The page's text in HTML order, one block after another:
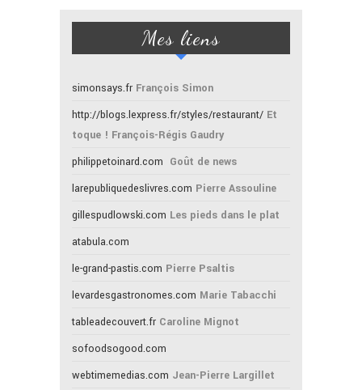
Mes liens
simonsays.fr François Simon
http://blogs.lexpress.fr/styles/restaurant/ Et
toque ! François-Régis Gaudry
philippetoinard.com Goût de news
larepubliquedeslivres.com Pierre Assouline
gillespudlowski.com Les pieds dans le plat
atabula.com
le-grand-pastis.com Pierre Psaltis
levardesgastronomes.com Marie Tabacchi
tableadecouvert.fr Caroline Mignot
sofoodsogood.com
webtimemedias.com Jean-Pierre Largillet